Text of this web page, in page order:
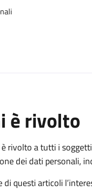
è rivolto
rivolto a tutti i
dei dati personali,
di questi articoli